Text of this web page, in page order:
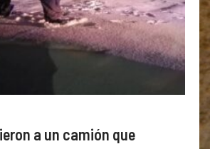
a un camión que